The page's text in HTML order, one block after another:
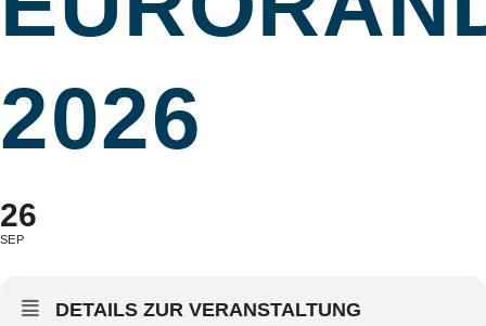
2026
26
SEP
DETAILS ZUR VERANSTALTUNG